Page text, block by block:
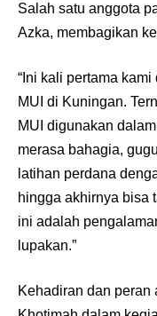
Salah satu anggota
Azka, membagikan
“Ini kali pertama
MUI di Kuningan.
MUI digunakan
merasa bahagia,
latihan perdana
hingga akhirnya bisa
ini adalah
lupakan.”
Kehadiran dan peran